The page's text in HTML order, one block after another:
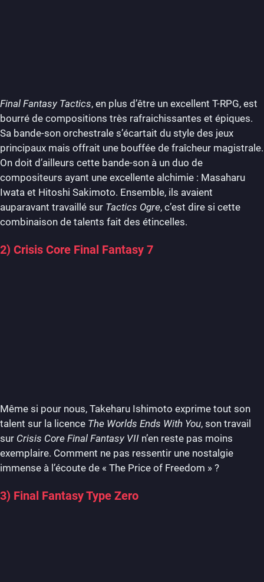
Final Fantasy Tactics, en plus d’être un excellent T-RPG, est
bourré de compositions très rafraichissantes et épiques.
Sa bande-son orchestrale s’écartait du style des jeux
principaux mais offrait une bouffée de fraîcheur magistrale.
On doit d’ailleurs cette bande-son à un duo de
compositeurs ayant une excellente alchimie : Masaharu
Iwata et Hitoshi Sakimoto. Ensemble, ils avaient
auparavant travaillé sur Tactics Ogre, c’est dire si cette
combinaison de talents fait des étincelles.
2) Crisis Core Final Fantasy 7
Même si pour nous, Takeharu Ishimoto exprime tout son
talent sur la licence The Worlds Ends With You, son travail
sur Crisis Core Final Fantasy VII n’en reste pas moins
exemplaire. Comment ne pas ressentir une nostalgie
immense à l’écoute de « The Price of Freedom » ?
3) Final Fantasy Type Zero